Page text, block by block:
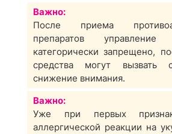
Важно:
После приема
препаратов управление
категорически запрещено,
средства могут вызвать
снижение внимания.
Важно:
Уже при первых
аллергической реакции на